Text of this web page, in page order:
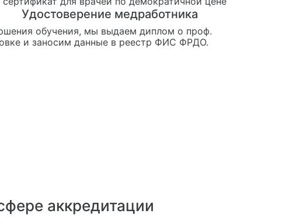
Удостоверение медработника
обучения, мы выдаем диплом о проф.
и заносим данные в реестр ФИС ФРДО.
аккредитации